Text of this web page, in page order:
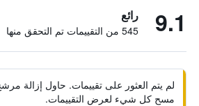
9.1 رائع
545 من التقييمات تم التحقق منها
لم يتم العثور على تقييمات. حاول إزالة
مسح كل شيء لعرض التقييمات.